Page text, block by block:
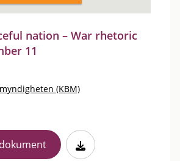
nation – War rhetoric
11
(KBM)